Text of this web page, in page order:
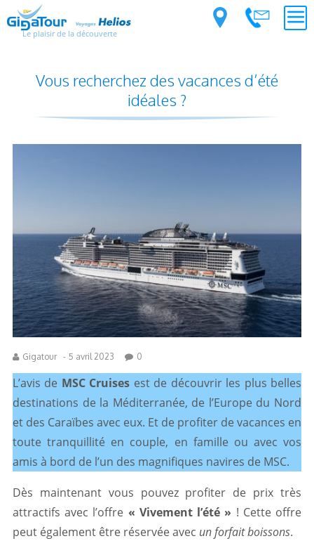
Le plaisir de la découverte
Vous recherchez des vacances d’été
idéales ?
Gigatour - 5 avril 2023 0
L’avis de MSC Cruises est de découvrir les plus belles
destinations de la Méditerranée, de l’Europe du Nord
et des Caraïbes avec eux. Et de profiter de vacances en
toute tranquillité en couple, en famille ou avec vos
amis à bord de l’un des magnifiques navires de MSC.
Dès maintenant vous pouvez profiter de prix très
attractifs avec l’offre « Vivement l’été » ! Cette offre
peut également être réservée avec un forfait boissons.